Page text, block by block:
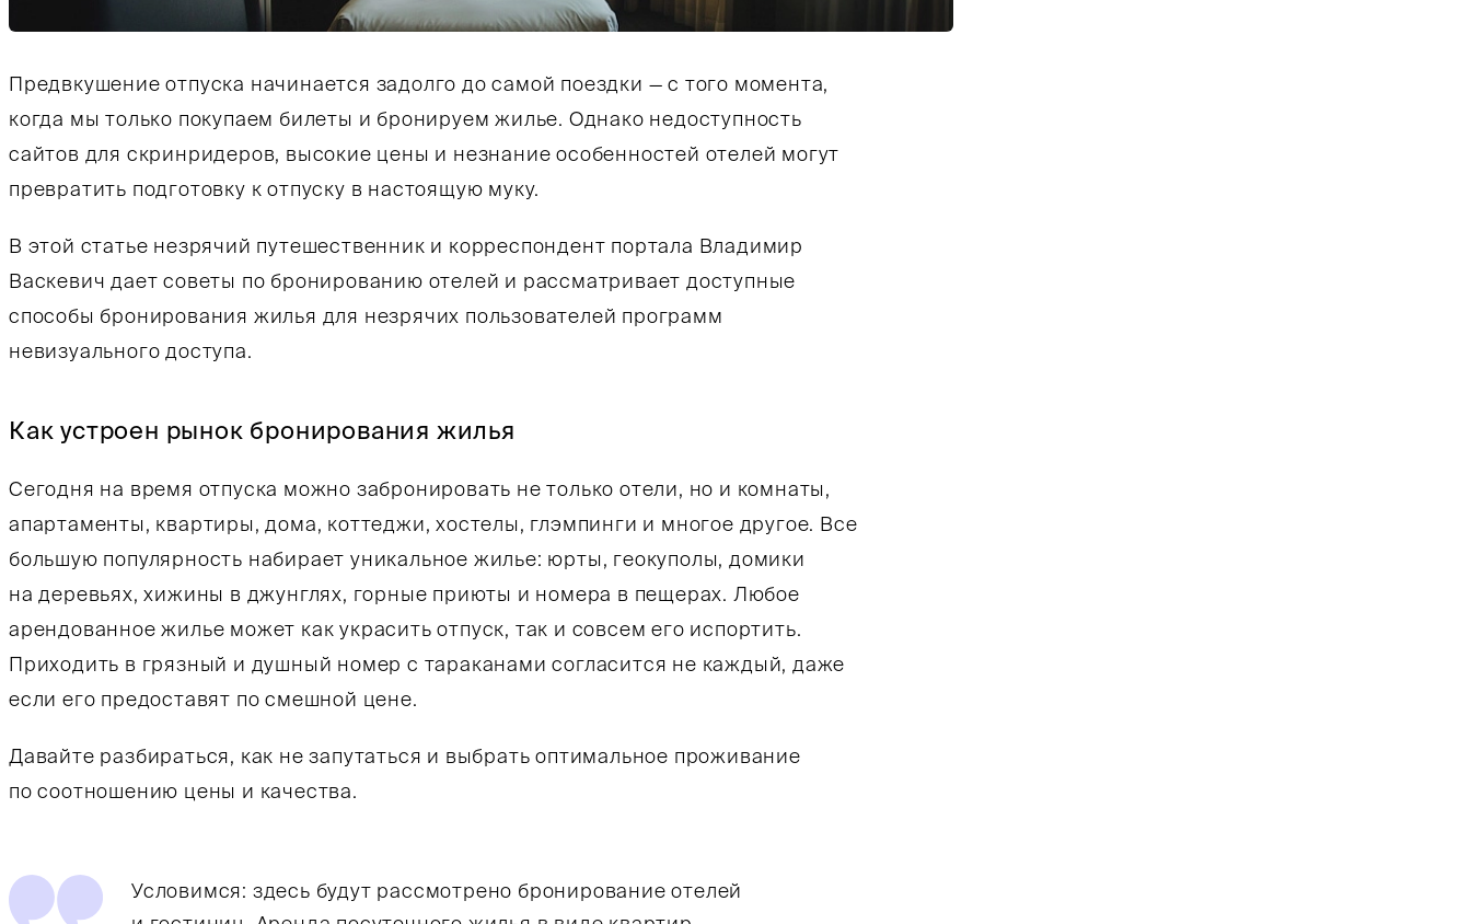
Тифлокомментарий: цветная фотография. Небольшой номер в отеле в скандинавском стиле. Изголовьем к светлой стене стоит
Предвкушение отпуска начинается задолго до самой поездки — с того момента,
когда мы только покупаем билеты и бронируем жилье. Однако недоступность
сайтов для скринридеров, высокие цены и незнание особенностей отелей могут
превратить подготовку к отпуску в настоящую муку.
В этой статье незрячий путешественник и корреспондент портала Владимир
Васкевич дает советы по бронированию отелей и рассматривает доступные
способы бронирования жилья для незрячих пользователей программ
невизуального доступа.
Как устроен рынок бронирования жилья
Сегодня на время отпуска можно забронировать не только отели, но и комнаты,
апартаменты, квартиры, дома, коттеджи, хостелы, глэмпинги и многое другое. Все
большую популярность набирает уникальное жилье: юрты, геокуполы, домики
на деревьях, хижины в джунглях, горные приюты и номера в пещерах. Любое
арендованное жилье может как украсить отпуск, так и совсем его испортить.
Приходить в грязный и душный номер с тараканами согласится не каждый, даже
если его предоставят по смешной цене.
Давайте разбираться, как не запутаться и выбрать оптимальное проживание
по соотношению цены и качества.
Условимся: здесь будут рассмотрено бронирование отелей